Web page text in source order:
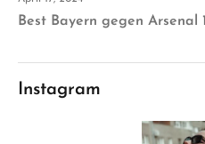
Best Bayern gegen Arsenal 1
Instagram